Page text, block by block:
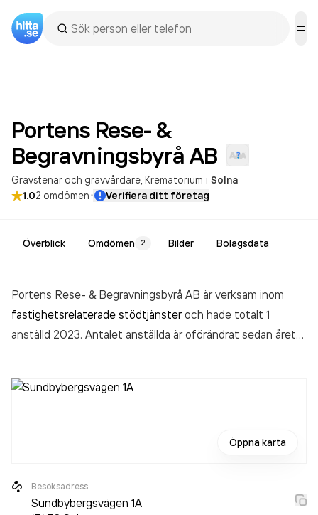
Portens Rese- &
Begravningsbyrå AB
Gravstenar och gravvårdare Krematorium i Solna
1.02 omdömen· Verifiera ditt företag
Överblick Omdömen 2 Bilder Bolagsdata
Portens Rese- & Begravningsbyrå AB är verksam inom
fastighetsrelaterade stödtjänsteroch hade totalt 1
anställd 2023. Antalet anställda är oförändrat sedan året
3 241 000,00 krsenaste räkenskapsåret (2023).
Öppna karta
Besöksadress
Sundbybergsvägen 1A